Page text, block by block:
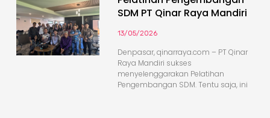
SDM PT Qinar Raya Mandiri
13/05/2026
Denpasar, qinarraya.com – PT Qinar
Raya Mandiri sukses
menyelenggarakan Pelatihan
Pengembangan SDM. Tentu saja, ini